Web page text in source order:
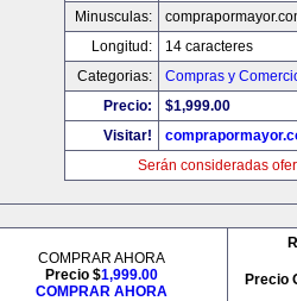
Minusculas:
Longitud:
14 caracteres
Categorias:
Compras y
Precio:
$1,999.00
Visitar!
Serán consideradas
COMPRAR AHORA
Precio $1,999.00
COMPRAR AHORA
Precio